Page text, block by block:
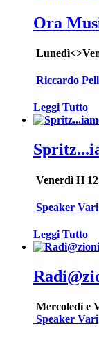
Ora
Riccardo
Leggi Tutto
Venerdì H
Speaker Vari
Leggi Tutto
Mercoledì e
Speaker Vari